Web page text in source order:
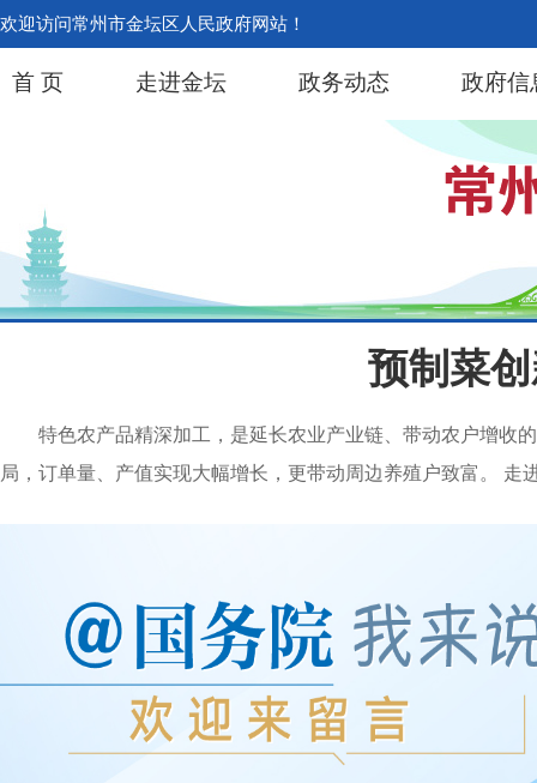
欢迎访问常州市金坛区人民政府网站！
首 页 走进金坛 政务动态 政府信
预制菜
特色农产品精深加工，是延长农业产业链、带动农户增收
局，订单量、产值实现大幅增长，更带动周边养殖户致富。 走